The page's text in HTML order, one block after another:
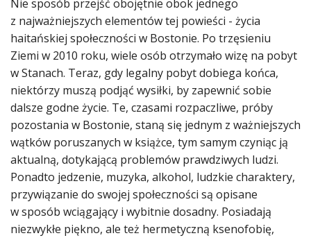
Nie sposób przejść obojętnie obok jednego
z najważniejszych elementów tej powieści - życia
haitańskiej społeczności w Bostonie. Po trzęsieniu
Ziemi w 2010 roku, wiele osób otrzymało wizę na pobyt
w Stanach. Teraz, gdy legalny pobyt dobiega końca,
niektórzy muszą podjąć wysiłki, by zapewnić sobie
dalsze godne życie. Te, czasami rozpaczliwe, próby
pozostania w Bostonie, staną się jednym z ważniejszych
wątków poruszanych w książce, tym samym czyniąc ją
aktualną, dotykającą problemów prawdziwych ludzi.
Ponadto jedzenie, muzyka, alkohol, ludzkie charaktery,
przywiązanie do swojej społeczności są opisane
w sposób wciągający i wybitnie dosadny. Posiadają
niezwykłe piękno, ale też hermetyczną ksenofobię,